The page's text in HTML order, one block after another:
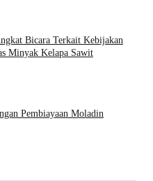
Bicara Terkait Kebijakan
Minyak Kelapa Sawit
Pembiayaan Moladin